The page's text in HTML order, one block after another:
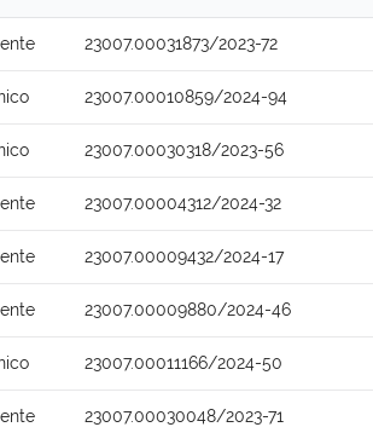
23007.00031873/2023-72
23007.00010859/2024-94
23007.00030318/2023-56
23007.00004312/2024-32
23007.00009432/2024-17
23007.00009880/2024-46
23007.00011166/2024-50
23007.00030048/2023-71